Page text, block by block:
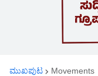
ಮುಖಪುಟ Movements